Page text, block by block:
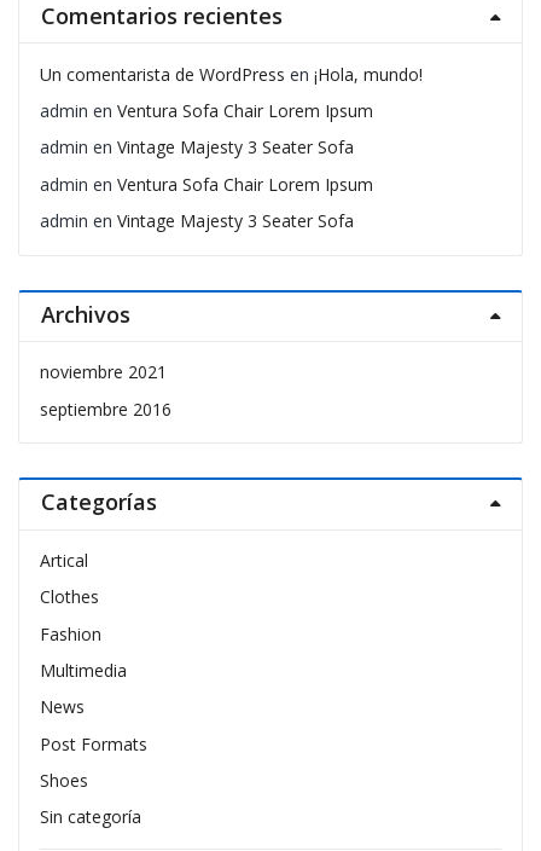
Comentarios recientes
Un comentarista de WordPress en ¡Hola, mundo!
admin en Ventura Sofa Chair Lorem Ipsum
admin en Vintage Majesty 3 Seater Sofa
admin en Ventura Sofa Chair Lorem Ipsum
admin en Vintage Majesty 3 Seater Sofa
Archivos
noviembre 2021
septiembre 2016
Categorías
Artical
Clothes
Fashion
Multimedia
News
Post Formats
Shoes
Sin categoría